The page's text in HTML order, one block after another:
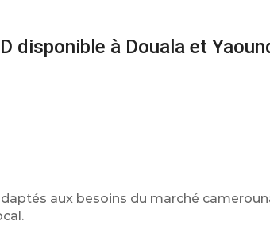
disponible à Douala et
aux besoins du marché